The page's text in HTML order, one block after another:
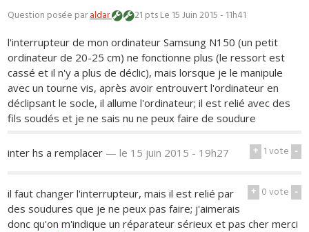
Question posée paraldar 21 ptsLe 15 Juin 2015 - 11h41
l'interrupteur de mon ordinateur Samsung N150 (un petit
ordinateur de 20-25 cm) ne fonctionne plus (le ressort est
cassé et il n'y a plus de déclic), mais lorsque je le manipule
avec un tourne vis, après avoir entrouvert l'ordinateur en
déclipsant le socle, il allume l'ordinateur; il est relié avec des
fils soudés et je ne sais nu ne peux faire de soudure
+ 1vote -
inter hs a remplacer —le 15 juin 2015 - 19h27
+ 0vote -
il faut changer l'interrupteur, mais il est relié par
des soudures que je ne peux pas faire; j'aimerais
donc qu'on m'indique un réparateur sérieux et pas cher merci